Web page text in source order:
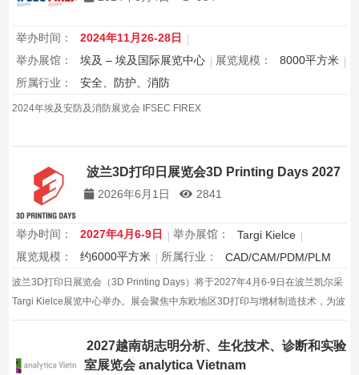
举办时间：
2024年11月26-28日
举办展馆：
埃及 – 埃及国际展览中心 展览规模：
8000平方米
所属行业：
安全、防护、消防
2024年埃及安防及消防展览会 IFSEC FIREX
波兰3D打印日展览会3D Printing Days 2027
2026年6月1日 2841
举办时间： 2027年4月6-9日 举办展馆：
Targi Kielce
展览规模：
约6000平方米 所属行业： CAD/CAM/PDM/PLM
波兰3D打印日展览会（3D Printing Days）将于2027年4月6-9日在波兰凯尔采
Targi Kielce展览中心举办。展会聚焦中东欧地区3D打印与增材制造技术，为波
兰及中东欧制造业用户提供增材制造技术和解决方案的采购与交流平台。
2027越南胡志明分析、生化技术、诊断和实验
室展览会 analytica Vietnam